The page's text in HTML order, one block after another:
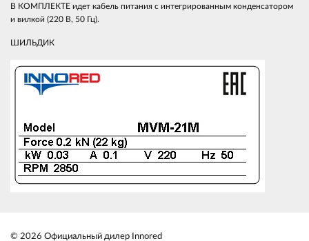
В КОМПЛЕКТЕ идет кабель питания с интегрированным конденсатором
и вилкой (220 В, 50 Гц).
ШИЛЬДИК
© 2026 Официальный дилер Innored